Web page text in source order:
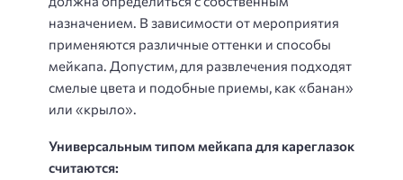
назначением. В зависимости от мероприятия
применяются различные оттенки и способы
мейкапа. Допустим, для развлечения подходят
смелые цвета и подобные приемы, как «банан»
или «крыло».
Универсальным типом мейкапа для кареглазок
считаются: